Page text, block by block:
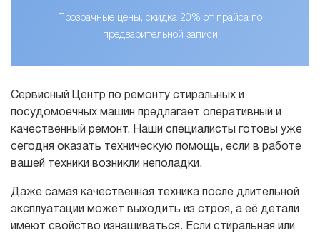
Прозрачные цены, скидка 20% от прайса по
предварительной записи
Сервисный Центр по ремонту стиральных и
посудомоечных машин предлагает оперативный и
качественный ремонт. Наши специалисты готовы уже
сегодня оказать техническую помощь, если в работе
вашей техники возникли неполадки.
Даже самая качественная техника после длительной
эксплуатации может выходить из строя, а её детали
имеют свойство изнашиваться. Если стиральная или